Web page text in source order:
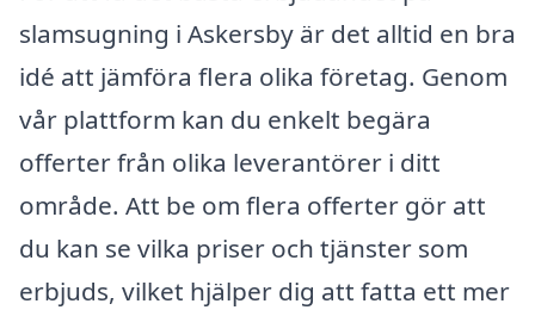
slamsugning i Askersby är det alltid en bra
idé att jämföra flera olika företag. Genom
vår plattform kan du enkelt begära
offerter från olika leverantörer i ditt
område. Att be om flera offerter gör att
du kan se vilka priser och tjänster som
erbjuds, vilket hjälper dig att fatta ett mer